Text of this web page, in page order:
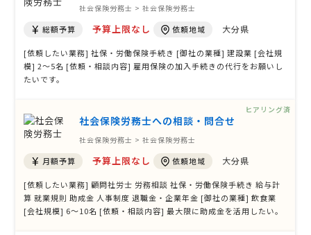
社会保険労務士 > 社会保険労務士
総額予算 予算上限なし 依頼地域 大分県
[依頼したい業務] 社保・労働保険手続き [御社の業種] 建設業 [会社規
模] 2〜5名 [依頼・相談内容] 雇用保険の加入手続きの代行をお願いし
たいです。
社会保険労務士への相談・問合せ
社会保険労務士 > 社会保険労務士
月額予算 予算上限なし 依頼地域 大分県
[依頼したい業務] 顧問社労士 労務相談 社保・労働保険手続き 給与計
算 就業規則 助成金 人事制度 退職金・企業年金 [御社の業種] 飲食業
[会社規模] 6〜10名 [依頼・相談内容] 最大限に助成金を活用したい。
ヒアリング済